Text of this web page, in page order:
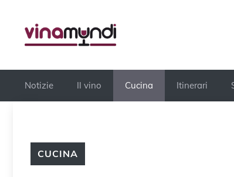
contenuto
Notizie Il vino Cucina Itinerari
CUCINA